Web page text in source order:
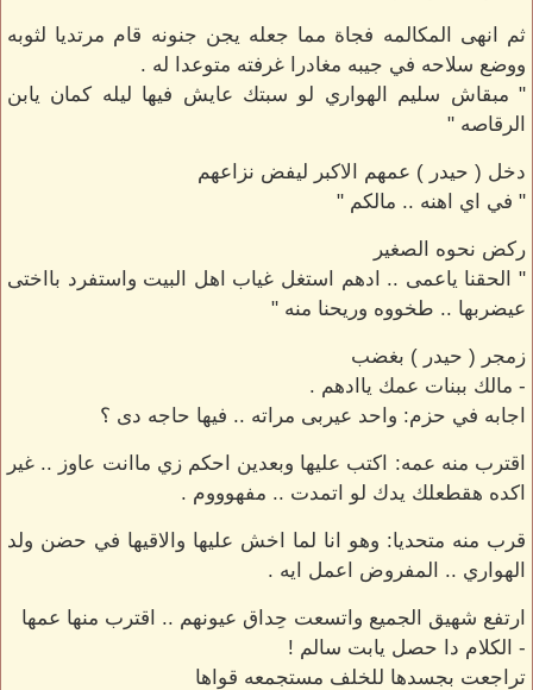
ثم انهى المكالمه فجاة مما جعله يجن جنونه قام مرتديا لثوبه
ووضع سلاحه في جيبه مغادرا غرفته متوعدا له .
" مبقاش سليم الهواري لو سبتك عايش فيها ليله كمان يابن
الرقاصه "
دخل ( حيدر ) عمهم الاكبر ليفض نزاعهم
" في اي اهنه .. مالكم "
ركض نحوه الصغير
" الحقنا ياعمى .. ادهم استغل غياب اهل البيت واستفرد بااختى
عيضربها .. طخووه وريحنا منه "
زمجر ( حيدر ) بغضب
- مالك ببنات عمك ياادهم .
اجابه في حزم: واحد عيربى مراته .. فيها حاجه دى ؟
اقترب منه عمه: اكتب عليها وبعدين احكم زي ماانت عاوز .. غير
اكده هقطعلك يدك لو اتمدت .. مفهوووم .
قرب منه متحديا: وهو انا لما اخش عليها والاقيها في حضن ولد
الهواري .. المفروض اعمل ايه .
ارتفع شهيق الجميع واتسعت حِداق عيونهم .. اقترب منها عمها
- الكلام دا حصل يابت سالم !
تراجعت بجسدها للخلف مستجمعه قواها